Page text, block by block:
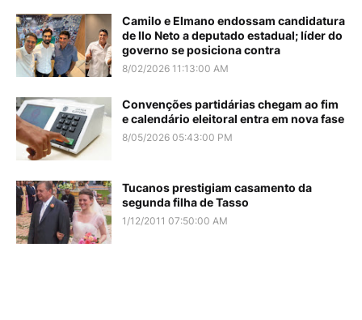
Camilo e Elmano endossam candidatura
de Ilo Neto a deputado estadual; líder do
governo se posiciona contra
8/02/2026 11:13:00 AM
Convenções partidárias chegam ao fim
e calendário eleitoral entra em nova fase
8/05/2026 05:43:00 PM
Tucanos prestigiam casamento da
segunda filha de Tasso
1/12/2011 07:50:00 AM